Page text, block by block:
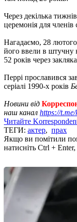
Через декілька
церемонія для членів
Нагадаємо, 28 лютого
його ввели в штучну
52 років через
Перрі прославився
серіалі 1990-х років
Новини від
наш канал https://
Читайте
ТЕГИ: актер, прах
Якщо ви помітили
натисніть Ctrl +